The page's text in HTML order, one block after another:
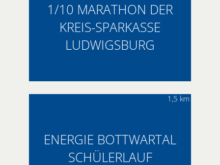
1/10 MARATHON DER
KREIS-SPARKASSE
LUDWIGSBURG
ENERGIE BOTTWARTAL
SCHÜLERLAUF
1,5 km